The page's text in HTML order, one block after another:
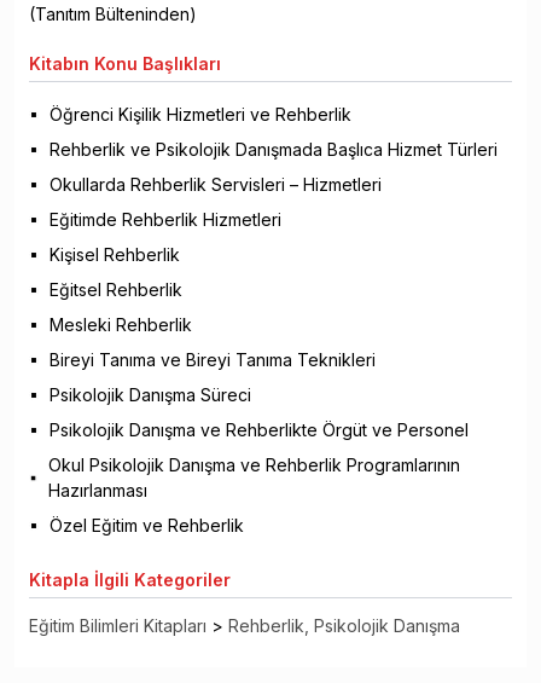
(Tanıtım Bülteninden)
Kitabın Konu Başlıkları
Öğrenci Kişilik Hizmetleri ve Rehberlik
Rehberlik ve Psikolojik Danışmada Başlıca Hizmet Türleri
Okullarda Rehberlik Servisleri – Hizmetleri
Eğitimde Rehberlik Hizmetleri
Kişisel Rehberlik
Eğitsel Rehberlik
Mesleki Rehberlik
Bireyi Tanıma ve Bireyi Tanıma Teknikleri
Psikolojik Danışma Süreci
Psikolojik Danışma ve Rehberlikte Örgüt ve Personel
Okul Psikolojik Danışma ve Rehberlik Programlarının
Hazırlanması
Özel Eğitim ve Rehberlik
Kitapla İlgili Kategoriler
Eğitim Bilimleri Kitapları > Rehberlik, Psikolojik Danışma